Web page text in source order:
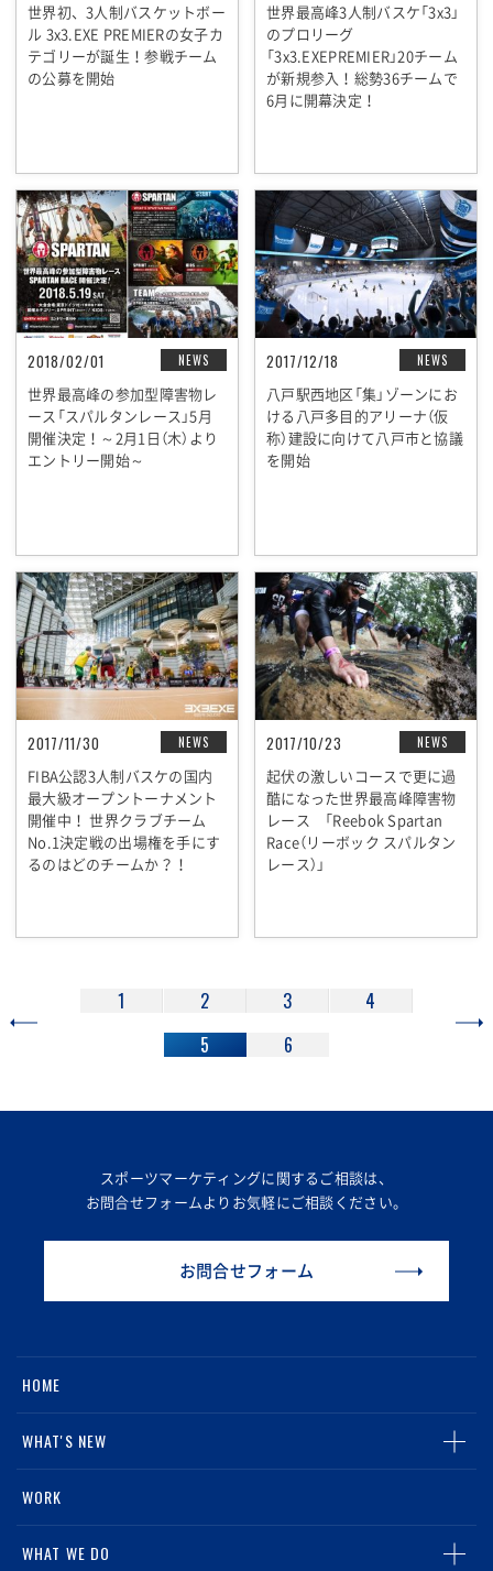
世界初、3人制バスケットボー
ル 3x3.EXE PREMIERの女子カ
テゴリーが誕生！参戦チーム
の公募を開始
世界最高峰3人制バスケ「3x3」
のプロリーグ
「3x3.EXEPREMIER」20チーム
が新規参入！総勢36チームで
6月に開幕決定！
NEWS
2018/02/01
世界最高峰の参加型障害物レ
ース「スパルタンレース」5月
開催決定！～2月1日（木）より
エントリー開始～
NEWS
2017/12/18
八戸駅西地区「集」ゾーンにお
ける八戸多目的アリーナ（仮
称）建設に向けて八戸市と協議
を開始
NEWS
2017/11/30
FIBA公認3人制バスケの国内
最大級オープントーナメント
開催中！ 世界クラブチーム
No.1決定戦の出場権を手にす
るのはどのチームか？！
NEWS
2017/10/23
起伏の激しいコースで更に過
酷になった世界最高峰障害物
レース 「Reebok Spartan
Race（リーボック スパルタン
レース）」
1 2 3
4
5
6
スポーツマーケティングに関するご相談は、
お問合せフォームより お気軽にご相談ください。
お問合せフォーム
HOME
WHAT'S NEW
ALL
NEWS
WORK
WHAT WE DO